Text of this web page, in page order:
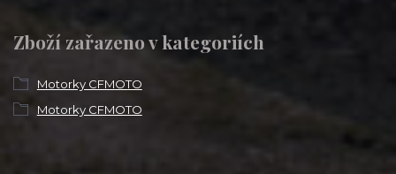
Zboží zařazeno v kategoriích
Motorky CFMOTO
Motorky CFMOTO